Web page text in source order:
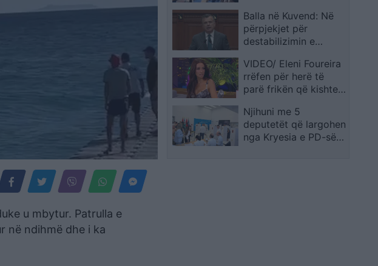
u mbytur. Patrulla e
në ndihmë dhe i ka
të heqin gardhin
metalik: Kjo është
rruga jonë!
Balla në Kuvend: Në
përpjekjet për
destabilizimin e
përfshirë edhe
Kremlini, PD mungoi
nga frika e vezëve
VIDEO/ Eleni Foureira
rrëfen për herë të
parë frikën që kishte
shqiptare: Mendoja se
do të më mbylleshin
dyert
Njihuni me 5
deputetët që largohen
nga Kryesia e PD-së/